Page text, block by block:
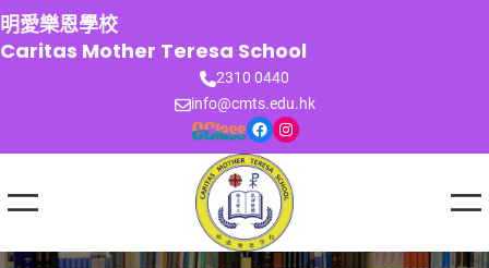
跳
至
主
明愛樂恩學校
Caritas Mother Teresa School
2310 0440
info@cmts.edu.hk
Facebook Instagram